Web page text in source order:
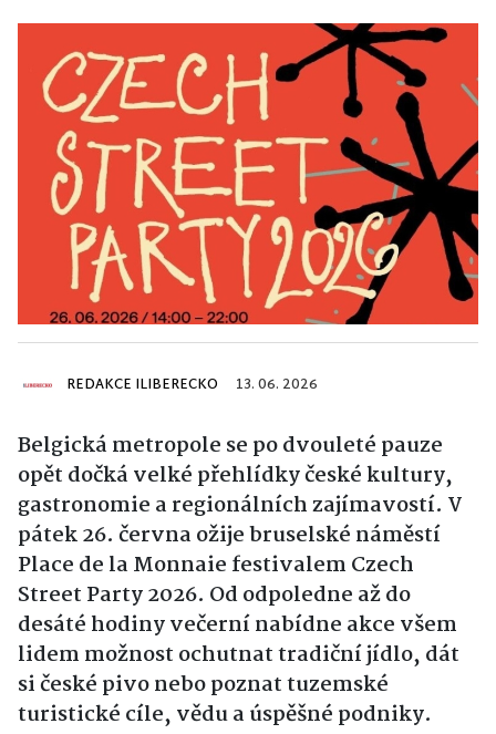
REDAKCE ILIBERECKO 13. 06. 2026
Belgická metropole se po dvouleté pauze
opět dočká velké přehlídky české kultury,
gastronomie a regionálních zajímavostí. V
pátek 26. června ožije bruselské náměstí
Place de la Monnaie festivalem Czech
Street Party 2026. Od odpoledne až do
desáté hodiny večerní nabídne akce všem
lidem možnost ochutnat tradiční jídlo, dát
si české pivo nebo poznat tuzemské
turistické cíle, vědu a úspěšné podniky.